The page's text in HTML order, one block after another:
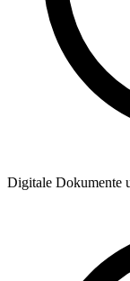
Digitale Dokumente